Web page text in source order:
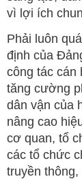
vì lợi ích
Phải luôn
định của
công tác cán
tăng cường
dân vận của
nâng cao
cơ quan, tổ
các tổ chức
truyền